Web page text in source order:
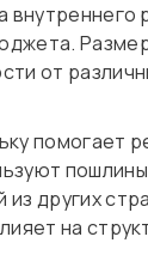
от
помогает
других
на